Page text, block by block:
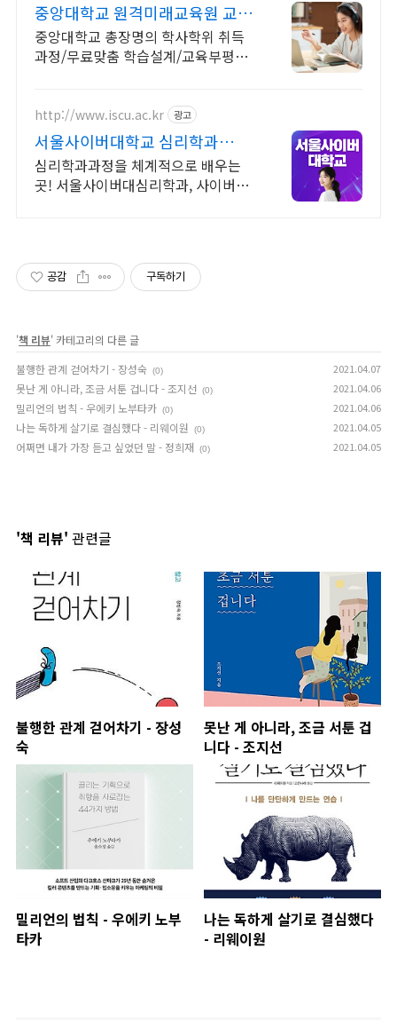
중앙대학교 원격미래교육원 교육
부평가인증 원격교육기관
중앙대학교 총장명의 학사학위 취득
과정/무료맞춤 학습설계/교육부평가
http://www.iscu.ac.kr 광고
서울사이버대학교 심리학과
2026 가을학기 신편입생
심리학과과정을 체계적으로 배우는
곳! 서울사이버대심리학과, 사이버대
공감 구독하기
'책 리뷰' 카테고리의 다른 글
불행한 관계 걷어차기 - 장성숙 (0) 2021.04.07
못난 게 아니라, 조금 서툰 겁니다 - 조지선 (0) 2021.04.06
밀리언의 법칙 - 우에키 노부타카 (0) 2021.04.06
나는 독하게 살기로 결심했다 - 리웨이원 (0) 2021.04.05
어쩌면 내가 가장 듣고 싶었던 말 - 정희재 (0) 2021.04.05
'책 리뷰' 관련글
불행한 관계 걷어차기 - 장성
숙
못난 게 아니라, 조금 서툰 겁
니다 - 조지선
밀리언의 법칙 - 우에키 노부
타카
나는 독하게 살기로 결심했다
- 리웨이원